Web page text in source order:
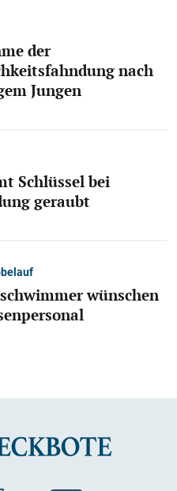
der
nach
Jungen
Schlüssel bei
geraubt
wünschen